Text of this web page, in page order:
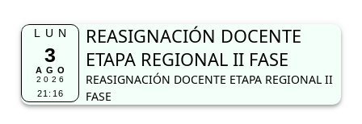
LUN
3
AGO
2026
21:16
REASIGNACIÓN DOCENTE
ETAPA REGIONAL II FASE
REASIGNACIÓN DOCENTE ETAPA REGIONAL II
FASE